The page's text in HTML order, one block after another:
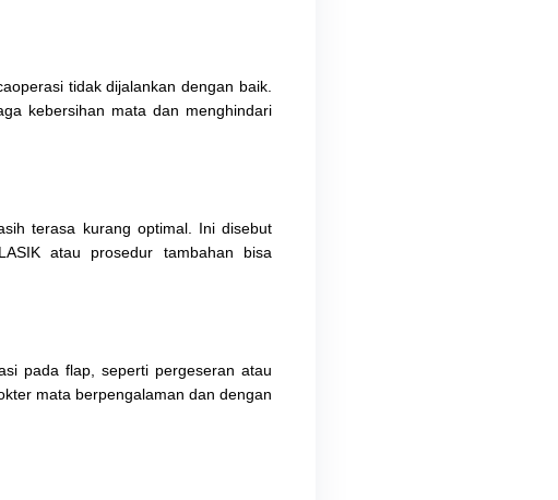
tidak dijalankan dengan baik.
kebersihan mata dan menghindari
terasa kurang optimal. Ini disebut
atau prosedur tambahan bisa
pada flap, seperti pergeseran atau
mata berpengalaman dan dengan